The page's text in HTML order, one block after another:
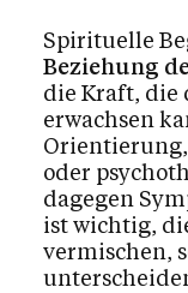
Spirituelle
Beziehung
die Kraft, die
erwachsen
oder
dagegen
ist wichtig,
vermischen,